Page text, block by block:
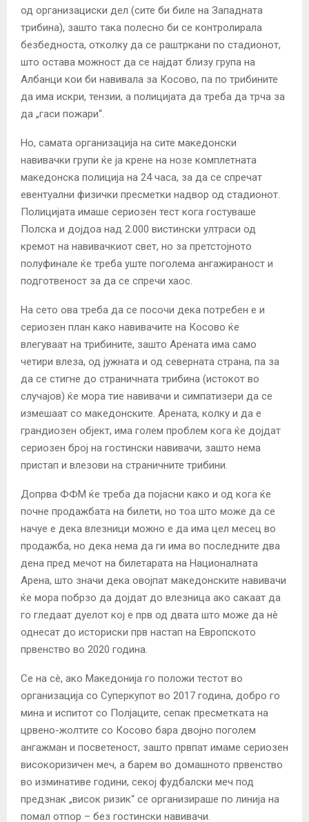
од организациски дел (сите би биле на Западната
трибина), зашто така полесно би се контролирала
безбедноста, отколку да се раштркани по стадионот,
што остава можност да се најдат близу група на
Албанци кои би навивала за Косово, па по трибините
да има искри, тензии, а полицијата да треба да трча за
да „гаси пожари“.
Но, самата организација на сите македонски
навивачки групи ќе ја крене на нозе комплетната
македонска полиција на 24 часа, за да се спречат
евентуални физички пресметки надвор од стадионот.
Полицијата имаше сериозен тест кога гостуваше
Полска и дојдоа над 2.000 вистински ултраси од
кремот на навивачкиот свет, но за претстојното
полуфинале ќе треба уште поголема ангажираност и
подготвеност за да се спречи хаос.
На сето ова треба да се посочи дека потребен е и
сериозен план како навивачите на Косово ќе
влегуваат на трибините, зашто Арената има само
четири влеза, од јужната и од северната страна, па за
да се стигне до страничната трибина (истокот во
случајов) ќе мора тие навивачи и симпатизери да се
измешаат со македонските. Арената, колку и да е
грандиозен објект, има голем проблем кога ќе дојдат
сериозен број на гостински навивачи, зашто нема
пристап и влезови на страничните трибини.
Допрва ФФМ ќе треба да појасни како и од кога ќе
почне продажбата на билети, но тоа што може да се
начуе е дека влезници можно е да има цел месец во
продажба, но дека нема да ги има во последните два
дена пред мечот на билетарата на Националната
Арена, што значи дека овојпат македонските навивачи
ќе мора побрзо да дојдат до влезница ако сакаат да
го гледаат дуелот кој е прв од двата што може да нè
однесат до историски прв настап на Европското
првенство во 2020 година.
Се на сè, ако Македонија го положи тестот во
организација со Суперкупот во 2017 година, добро го
мина и испитот со Полјаците, сепак пресметката на
црвено-жолтите со Косово бара двојно поголем
ангажман и посветеност, зашто првпат имаме сериозен
високоризичен меч, а барем во домашното првенство
во изминативе години, секој фудбалски меч под
предзнак „висок ризик“ се организираше по линија на
помал отпор – без гостински навивачи.